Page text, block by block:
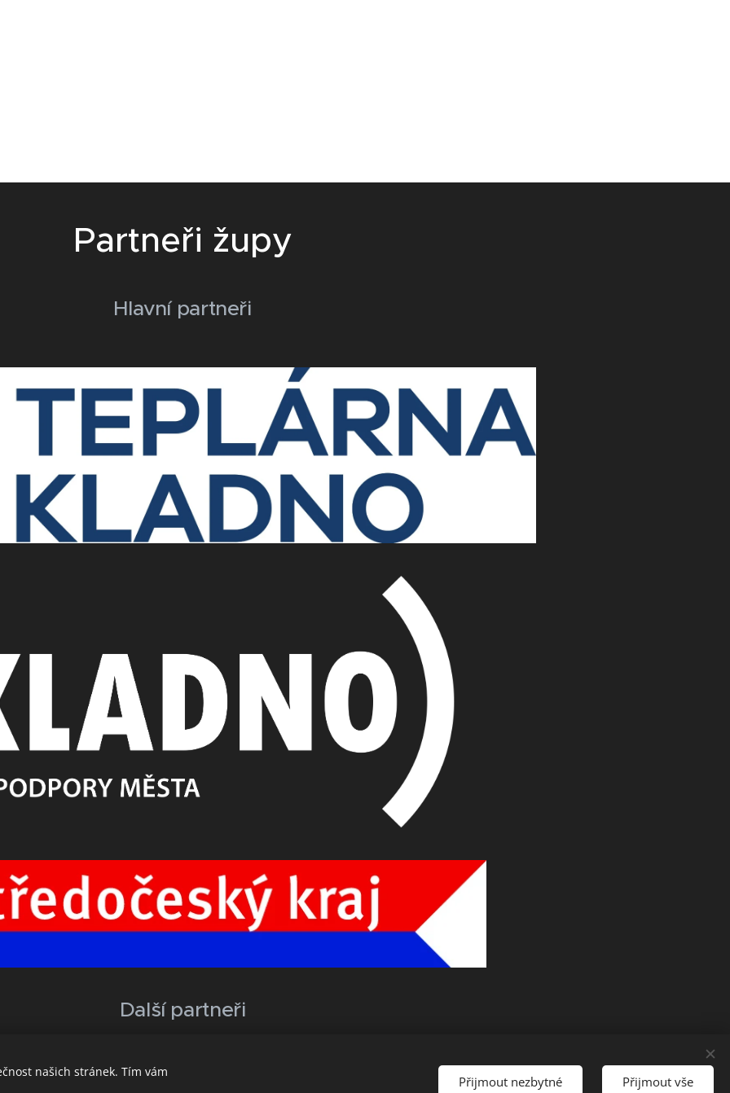
Partneři župy
Hlavní partneři
Další partneři
našich stránek. Tím vám
Přijmout nezbytné Přijmout vše